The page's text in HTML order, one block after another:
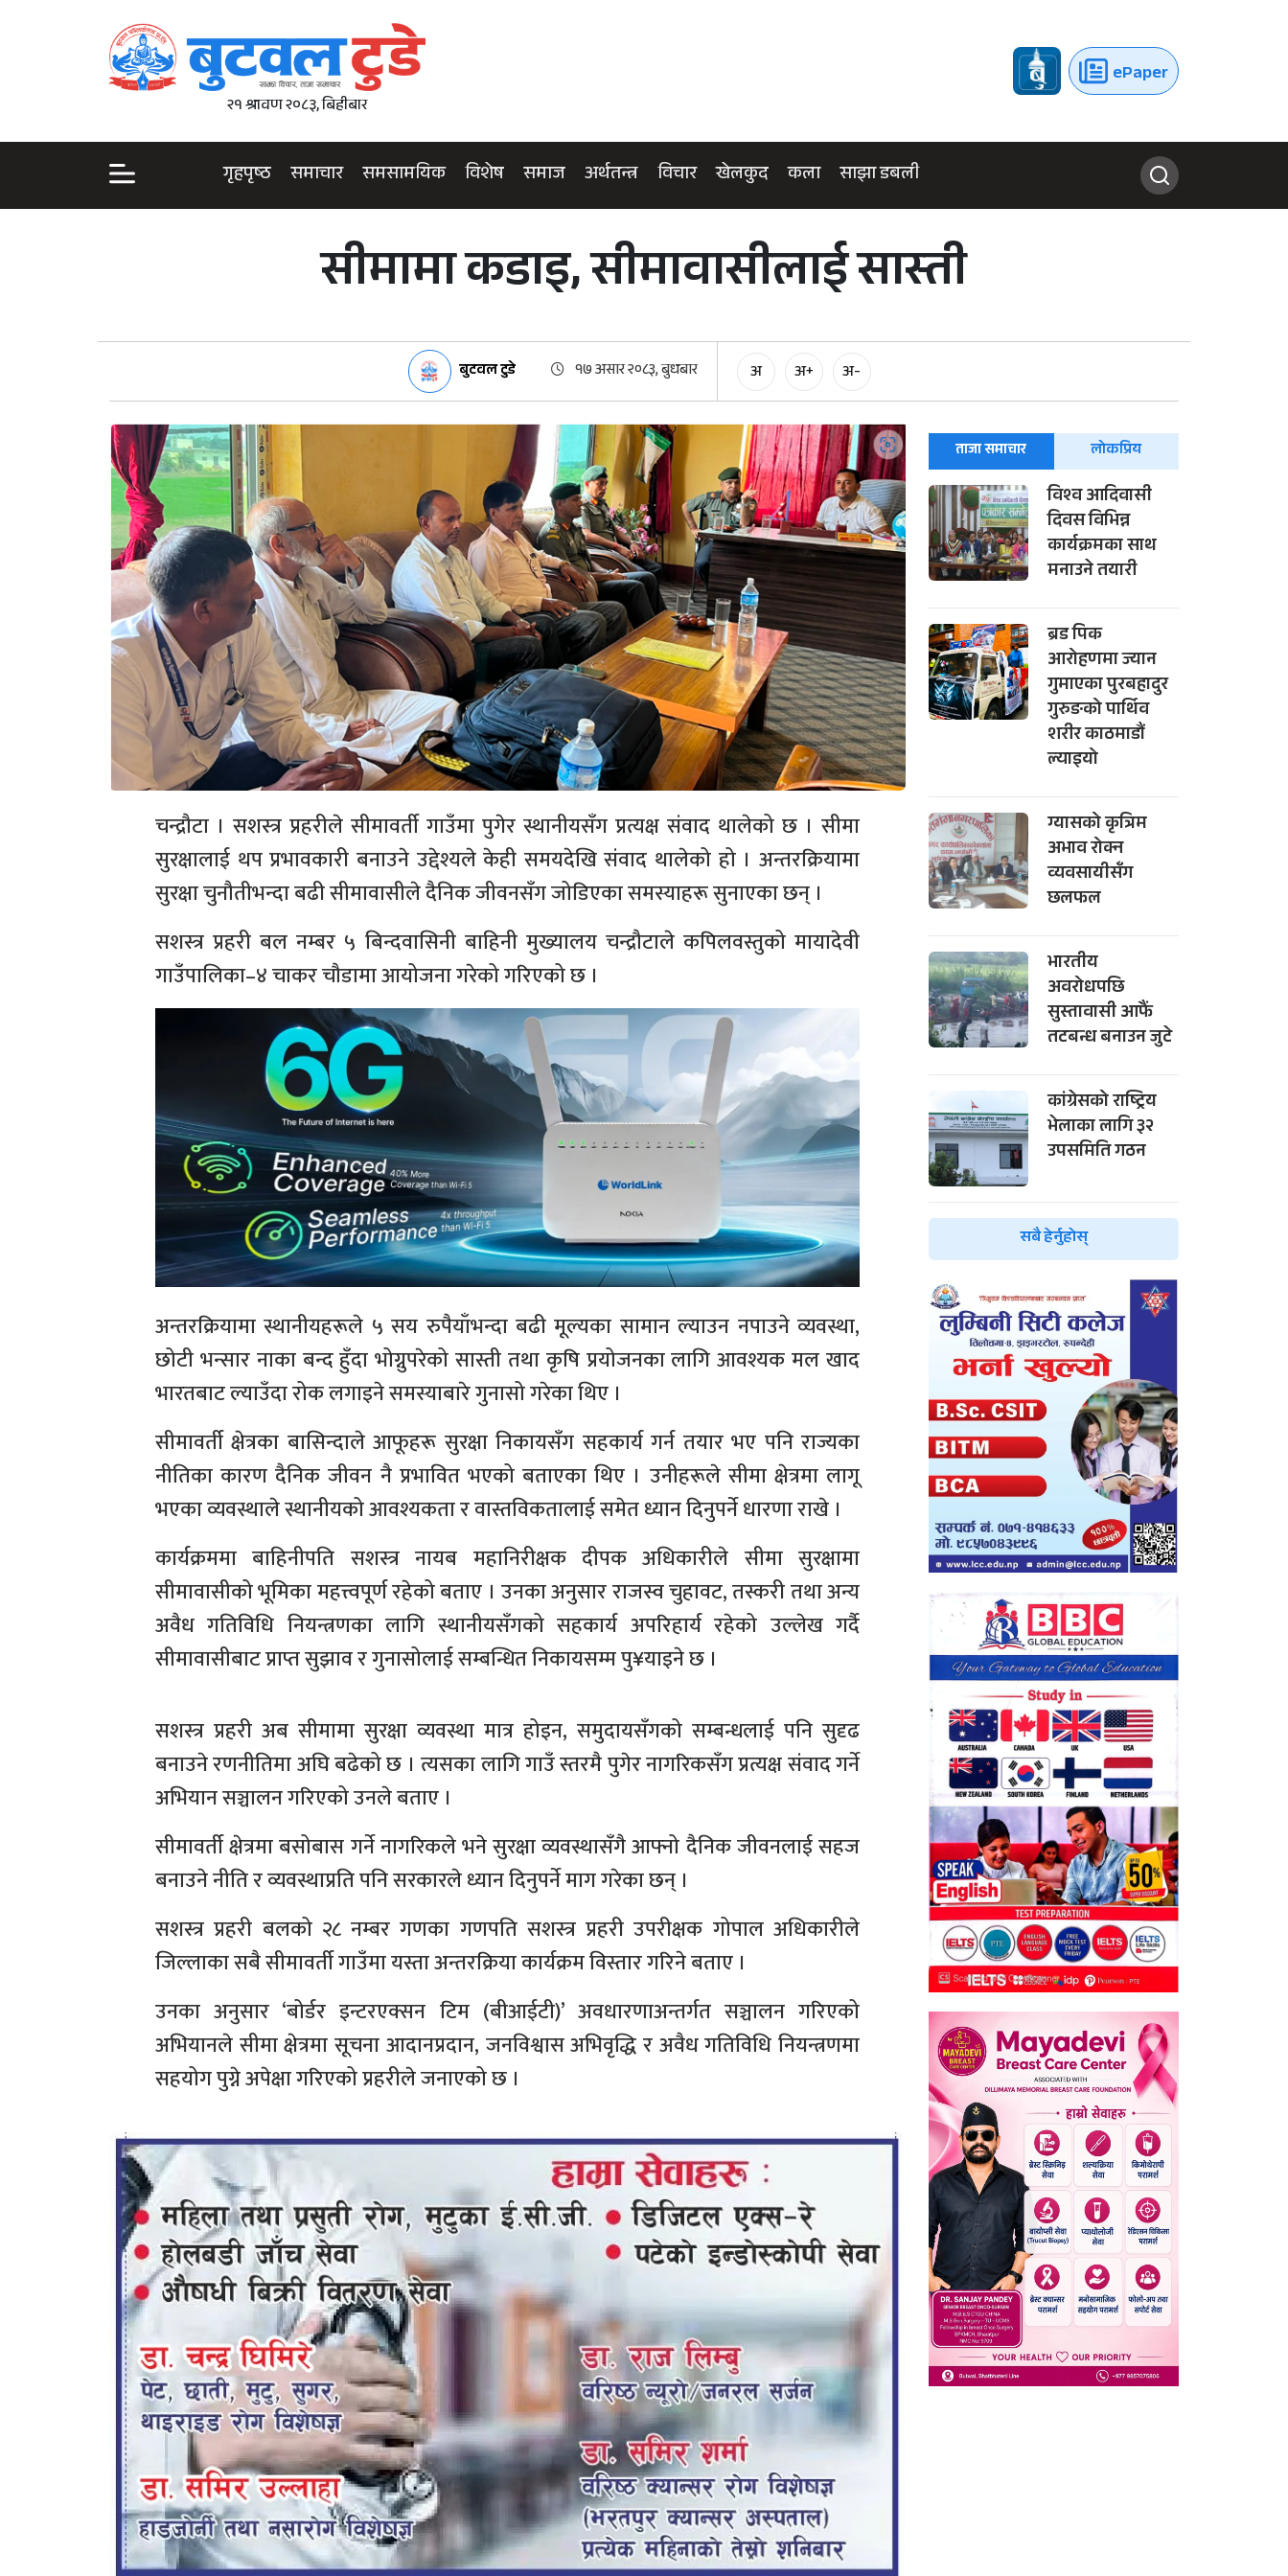
२१ श्रावण २०८३, बिहीबार
ePaper
गृहपृष्ठ समाचार समसामयिक विशेष समाज अर्थतन्त्र विचार खेलकुद कला साझा डबली
सीमामा कडाइ, सीमावासीलाई सास्ती
बुटवल टुडे १७ असार २०८३, बुधबार अ अ+ अ-
चन्द्रौटा । सशस्त्र प्रहरीले सीमावर्ती गाउँमा पुगेर स्थानीयसँग प्रत्यक्ष संवाद थालेको छ । सीमा
सुरक्षालाई थप प्रभावकारी बनाउने उद्देश्यले केही समयदेखि संवाद थालेको हो । अन्तरक्रियामा
सुरक्षा चुनौतीभन्दा बढी सीमावासीले दैनिक जीवनसँग जोडिएका समस्याहरू सुनाएका छन् ।
सशस्त्र प्रहरी बल नम्बर ५ बिन्दवासिनी बाहिनी मुख्यालय चन्द्रौटाले कपिलवस्तुको मायादेवी
गाउँपालिका–४ चाकर चौडामा आयोजना गरेको गरिएको छ ।
अन्तरक्रियामा स्थानीयहरूले ५ सय रुपैयाँभन्दा बढी मूल्यका सामान ल्याउन नपाउने व्यवस्था,
छोटी भन्सार नाका बन्द हुँदा भोग्नुपरेको सास्ती तथा कृषि प्रयोजनका लागि आवश्यक मल खाद
भारतबाट ल्याउँदा रोक लगाइने समस्याबारे गुनासो गरेका थिए ।
सीमावर्ती क्षेत्रका बासिन्दाले आफूहरू सुरक्षा निकायसँग सहकार्य गर्न तयार भए पनि राज्यका
नीतिका कारण दैनिक जीवन नै प्रभावित भएको बताएका थिए । उनीहरूले सीमा क्षेत्रमा लागू
भएका व्यवस्थाले स्थानीयको आवश्यकता र वास्तविकतालाई समेत ध्यान दिनुपर्ने धारणा राखे ।
कार्यक्रममा बाहिनीपति सशस्त्र नायब महानिरीक्षक दीपक अधिकारीले सीमा सुरक्षामा
सीमावासीको भूमिका महत्त्वपूर्ण रहेको बताए । उनका अनुसार राजस्व चुहावट, तस्करी तथा अन्य
अवैध गतिविधि नियन्त्रणका लागि स्थानीयसँगको सहकार्य अपरिहार्य रहेको उल्लेख गर्दै
सीमावासीबाट प्राप्त सुझाव र गुनासोलाई सम्बन्धित निकायसम्म पु¥याइने छ ।
सशस्त्र प्रहरी अब सीमामा सुरक्षा व्यवस्था मात्र होइन, समुदायसँगको सम्बन्धलाई पनि सुदृढ
बनाउने रणनीतिमा अघि बढेको छ । त्यसका लागि गाउँ स्तरमै पुगेर नागरिकसँग प्रत्यक्ष संवाद गर्ने
अभियान सञ्चालन गरिएको उनले बताए ।
सीमावर्ती क्षेत्रमा बसोबास गर्ने नागरिकले भने सुरक्षा व्यवस्थासँगै आफ्नो दैनिक जीवनलाई सहज
बनाउने नीति र व्यवस्थाप्रति पनि सरकारले ध्यान दिनुपर्ने माग गरेका छन् ।
सशस्त्र प्रहरी बलको २८ नम्बर गणका गणपति सशस्त्र प्रहरी उपरीक्षक गोपाल अधिकारीले
जिल्लाका सबै सीमावर्ती गाउँमा यस्ता अन्तरक्रिया कार्यक्रम विस्तार गरिने बताए ।
उनका अनुसार ‘बोर्डर इन्टरएक्सन टिम (बीआईटी)’ अवधारणाअन्तर्गत सञ्चालन गरिएको
अभियानले सीमा क्षेत्रमा सूचना आदानप्रदान, जनविश्वास अभिवृद्धि र अवैध गतिविधि नियन्त्रणमा
सहयोग पुग्ने अपेक्षा गरिएको प्रहरीले जनाएको छ ।
ताजा समाचार लोकप्रिय
विश्व आदिवासी
दिवस विभिन्न
कार्यक्रमका साथ
मनाउने तयारी
ब्रड पिक
आरोहणमा ज्यान
गुमाएका पुरबहादुर
गुरुङको पार्थिव
शरीर काठमाडौं
ल्याइयो
ग्यासको कृत्रिम
अभाव रोक्न
व्यवसायीसँग
छलफल
भारतीय
अवरोधपछि
सुस्तावासी आफैं
तटबन्ध बनाउन जुटे
कांग्रेसको राष्ट्रिय
भेलाका लागि ३२
उपसमिति गठन
सबै हेर्नुहोस्